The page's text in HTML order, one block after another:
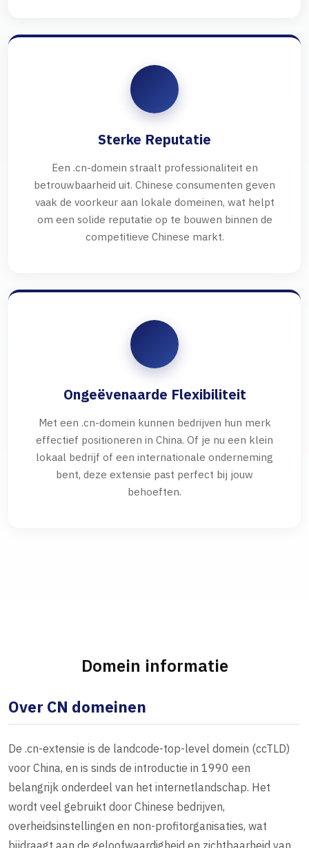
Sterke Reputatie
Een .cn-domein straalt professionaliteit en
betrouwbaarheid uit. Chinese consumenten geven
vaak de voorkeur aan lokale domeinen, wat helpt
om een solide reputatie op te bouwen binnen de
competitieve Chinese markt.
Ongeëvenaarde Flexibiliteit
Met een .cn-domein kunnen bedrijven hun merk
effectief positioneren in China. Of je nu een klein
lokaal bedrijf of een internationale onderneming
bent, deze extensie past perfect bij jouw
behoeften.
Domein informatie
Over CN domeinen
De .cn-extensie is de landcode-top-level domein (ccTLD)
voor China, en is sinds de introductie in 1990 een
belangrijk onderdeel van het internetlandschap. Het
wordt veel gebruikt door Chinese bedrijven,
overheidsinstellingen en non-profitorganisaties, wat